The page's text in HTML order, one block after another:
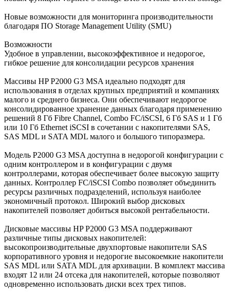
Новые возможности для мониторинга производительности
благодаря ПО Storage Management Utility (SMU)
Возможности
Удобное в управлении, высокоэффективное и недорогое,
гибкое решение для консолидации ресурсов хранения
Массивы HP P2000 G3 MSA идеально подходят для
использования в отделах крупных предприятий и компаниях
малого и среднего бизнеса. Они обеспечивают недорогое
консолидированное хранение данных благодаря применению
решений 8 Гб Fibre Channel, Combo FC/iSCSI, 6 Гб SAS и 1 Гб
или 10 Гб Ethernet iSCSI в сочетании с накопителями SAS,
SAS MDL и SATA MDL малого и большого типоразмера.
Модель P2000 G3 MSA доступна в недорогой конфигурации с
одним контроллером и в конфигурации с двумя
контроллерами, которая обеспечивает более высокую защиту
данных. Контроллер FC/iSCSI Combo позволяет объединить
ресурсы различных подразделений, используя наиболее
экономичный протокол. Широкий выбор дисковых
накопителей позволяет добиться высокой рентабельности.
Дисковые массивы HP P2000 G3 MSA поддерживают
различные типы дисковых накопителей:
высокопроизводительные двухпортовые накопители SAS
корпоративного уровня и недорогие высокоемкие накопители
SAS MDL или SATA MDL для архивации. В комплект массива
входят 12 или 24 отсека для накопителей, которые позволяют
одновременно использовать диски всех трех типов.